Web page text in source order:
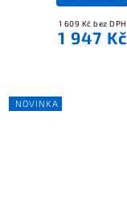
1 609 Kč bez DPH
1 947 Kč
NOVINKA